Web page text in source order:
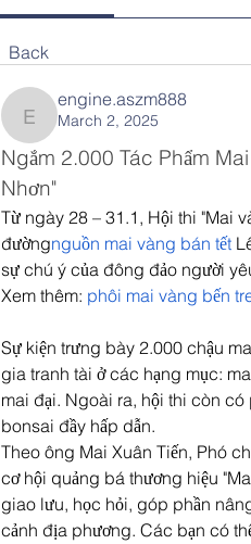
Back
engine.aszm888
engine.aszm888
March 2, 2025
Ngắm 2.000 Tác Phẩm
Nhơn"
Từ ngày 28 – 31.1, Hội thi "Mai
đườngnguồn mai vàng bán tết
sự chú ý của đông đảo người
Xem thêm: phôi mai vàng bến
Sự kiện trưng bày 2.000 chậu
gia tranh tài ở các hạng mục:
mai đại. Ngoài ra, hội thi còn
bonsai đầy hấp dẫn.
Theo ông Mai Xuân Tiến, Phó
cơ hội quảng bá thương hiệu
giao lưu, học hỏi, góp phần
cảnh địa phương. Các bạn có